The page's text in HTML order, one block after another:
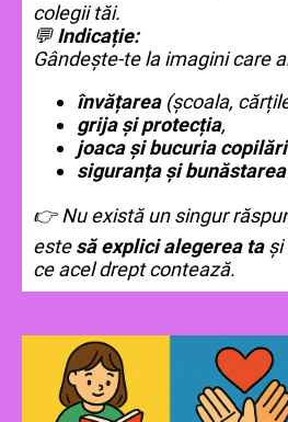
colegii tăi.
💬Indicație:
Gândește-te la imagini care
învățarea(școala,
grija și protecția,
joaca și bucuria
siguranța și
👉 Nu există un singur
estesă explici alegerea tași
ce acel drept contează.